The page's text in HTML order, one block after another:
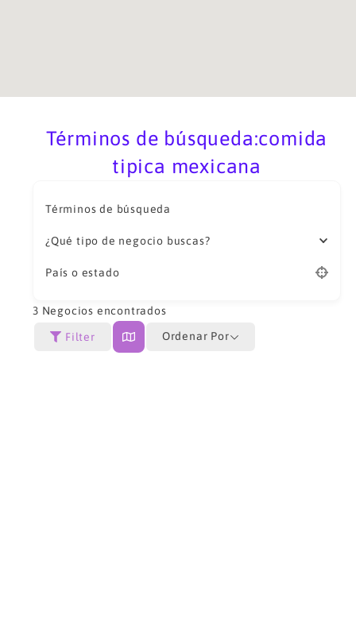
Términos de búsqueda:comida
tipica mexicana
Términos de búsqueda
¿Qué tipo de negocio buscas?
País o estado
3 Negocios encontrados
Filter Ordenar Por